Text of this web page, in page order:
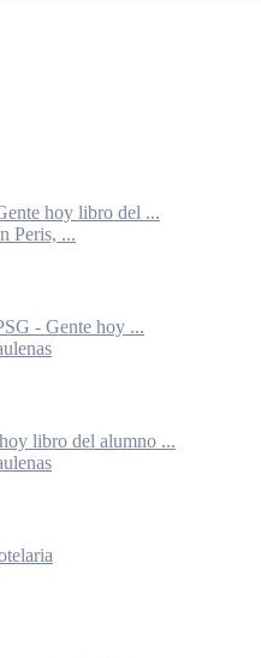
hoy libro del ...
Peris, ...
- Gente hoy ...
libro del alumno ...